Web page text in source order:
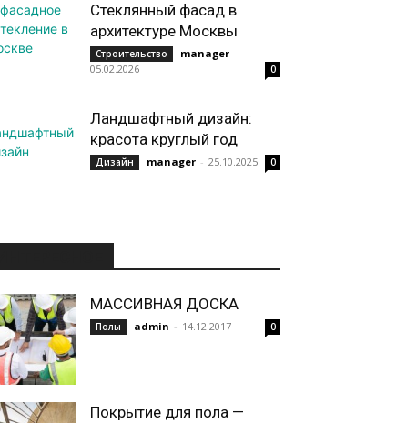
Стеклянный фасад в
архитектуре Москвы
Строительство manager -
05.02.2026
0
Ландшафтный дизайн:
красота круглый год
Дизайн manager - 25.10.2025 0
МАССИВНАЯ ДОСКА
Полы admin - 14.12.2017 0
Покрытие для пола —